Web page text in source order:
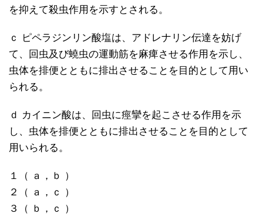
を抑えて殺虫作用を示すとされる。
ｃ ピペラジンリン酸塩は、アドレナリン伝達を妨げ
て、回虫及び蟯虫の運動筋を麻痺させる作用を示し、
虫体を排便とともに排出させることを目的として用い
られる。
ｄ カイニン酸は、回虫に痙攣を起こさせる作用を示
し、虫体を排便とともに排出させることを目的として
用いられる。
１（ ａ，ｂ ）
２（ ａ，ｃ ）
３（ ｂ，ｃ ）